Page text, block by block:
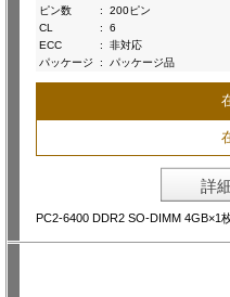
ピン数
:
200ピン
CL
:
6
ECC
:
非対応
パッケージ
: パッケージ品
詳
PC2-6400 DDR2 SO-DIMM 4GB×1